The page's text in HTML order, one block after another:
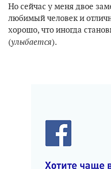
Но сейчас у меня двое
любимый человек и
хорошо, что иногда
(улыбается).